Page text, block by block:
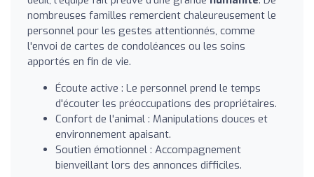
nombreuses familles remercient chaleureusement le
personnel pour les gestes attentionnés, comme
l'envoi de cartes de condoléances ou les soins
apportés en fin de vie.
Écoute active : Le personnel prend le temps
d'écouter les préoccupations des propriétaires.
Confort de l'animal : Manipulations douces et
environnement apaisant.
Soutien émotionnel : Accompagnement
bienveillant lors des annonces difficiles.